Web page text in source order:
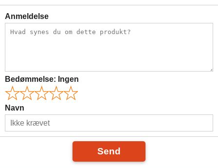
Anmeldelse
Bedømmelse: Ingen
Navn
Send